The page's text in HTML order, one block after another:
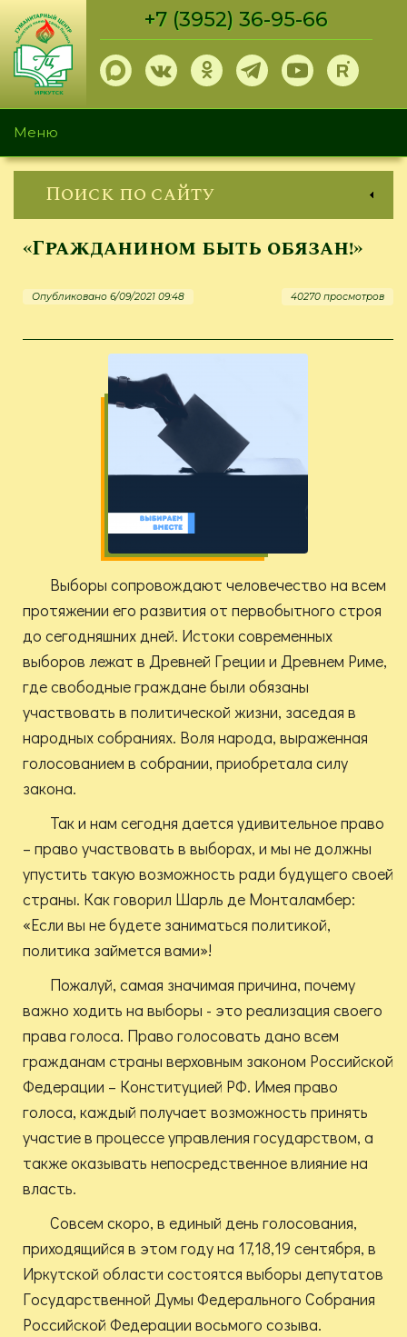
Перейти
основному
содержанию
+7 (3952) 36-95-66
Меню
Поиск по сайту
«Гражданином быть обязан!»
Опубликовано 6/09/2021 09:48 40270 просмотров
Выборы сопровождают человечество на всем
протяжении его развития от первобытного строя
до сегодняшних дней. Истоки современных
выборов лежат в Древней Греции и Древнем Риме,
где свободные граждане были обязаны
участвовать в политической жизни, заседая в
народных собраниях. Воля народа, выраженная
голосованием в собрании, приобретала силу
закона.
Так и нам сегодня дается удивительное право
– право участвовать в выборах, и мы не должны
упустить такую возможность ради будущего своей
страны. Как говорил Шарль де Монталамбер:
«Если вы не будете заниматься политикой,
политика займется вами»!
Пожалуй, самая значимая причина, почему
важно ходить на выборы - это реализация своего
права голоса. Право голосовать дано всем
гражданам страны верховным законом Российской
Федерации – Конституцией РФ. Имея право
голоса, каждый получает возможность принять
участие в процессе управления государством, а
также оказывать непосредственное влияние на
власть.
Совсем скоро, в единый день голосования,
приходящийся в этом году на 17,18,19 сентября, в
Иркутской области состоятся выборы депутатов
Государственной Думы Федерального Собрания
Российской Федерации восьмого созыва.